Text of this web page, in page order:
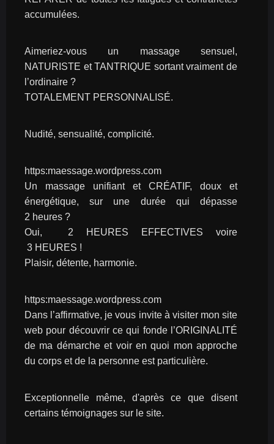
accumulées.
Aimeriez-vous un massage sensuel,
NATURISTE et TANTRIQUE sortant vraiment de
l’ordinaire ?
TOTALEMENT PERSONNALISÉ.
Nudité, sensualité, complicité.
https:maessage.wordpress.com
Un massage unifiant et CRÉATIF, doux et
énergétique, sur une durée qui dépasse
2 heures ?
Oui,  2 HEURES EFFECTIVES voire
3 HEURES !
Plaisir, détente, harmonie.
https:maessage.wordpress.com
Dans l’affirmative, je vous invite à visiter mon site
web pour découvrir ce qui fonde l’ORIGINALITÉ
de ma démarche et voir en quoi mon approche
du corps et de la personne est particulière.
Exceptionnelle même, d'après ce que disent
certains témoignages sur le site.